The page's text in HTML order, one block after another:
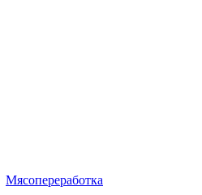
Мясопереработка